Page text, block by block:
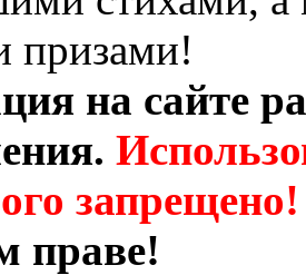
призами!
на сайте
запрещено!
праве!